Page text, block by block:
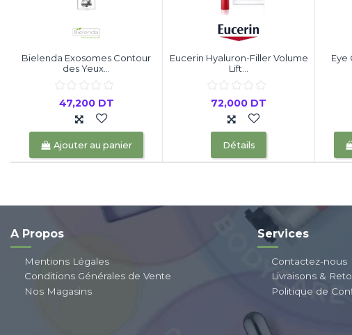
Bielenda Exosomes Contour
des Yeux...
47,200 DT
Ajouter au panier
Eucerin Hyaluron-Filler Volume
Lift...
72,000 DT
Détails
Eye
A Propos
Mentions Légales
Conditions Générales de Vente
Nos Magasins
Services
Contactez-nous
Livraisons &
Politique de